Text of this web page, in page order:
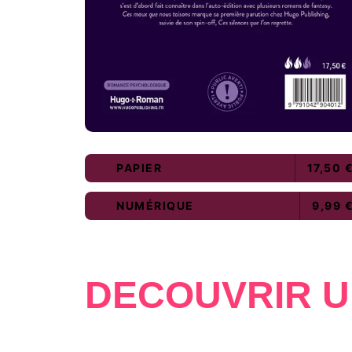
PAPIER 17,50 €
NUMÉRIQUE 9,99 €
DÉCOUVRIR